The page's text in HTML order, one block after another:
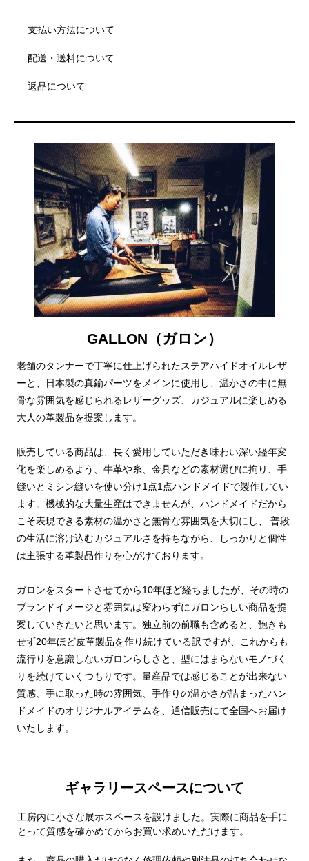
支払い方法について
配送・送料について
返品について
GALLON（ガロン）
老舗のタンナーで丁寧に仕上げられたステアハイドオイルレザ
ーと、日本製の真鍮パーツをメインに使用し、温かさの中に無
骨な雰囲気を感じられるレザーグッズ、カジュアルに楽しめる
大人の革製品を提案します。
販売している商品は、長く愛用していただき味わい深い経年変
化を楽しめるよう、牛革や糸、金具などの素材選びに拘り、手
縫いとミシン縫いを使い分け1点1点ハンドメイドで製作してい
ます。機械的な大量生産はできませんが、ハンドメイドだから
こそ表現できる素材の温かさと無骨な雰囲気を大切にし、 普段
の生活に溶け込むカジュアルさを持ちながら、しっかりと個性
は主張する革製品作りを心がけております。
ガロンをスタートさせてから10年ほど経ちましたが、その時の
ブランドイメージと雰囲気は変わらずにガロンらしい商品を提
案していきたいと思います。独立前の前職も含めると、飽きも
せず20年ほど皮革製品を作り続けている訳ですが、これからも
流行りを意識しないガロンらしさと、型にはまらないモノづく
りを続けていくつもりです。量産品では感じることが出来ない
質感、手に取った時の雰囲気、手作りの温かさが詰まったハン
ドメイドのオリジナルアイテムを、通信販売にて全国へお届け
いたします。
ギャラリースペースについて
工房内に小さな展示スペースを設けました。実際に商品を手に
とって質感を確かめてからお買い求めいただけます。